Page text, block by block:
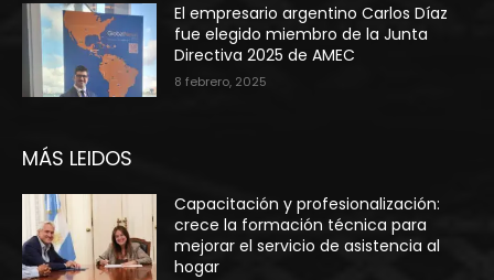
El empresario argentino Carlos Díaz
fue elegido miembro de la Junta
Directiva 2025 de AMEC
8 febrero, 2025
MÁS LEIDOS
Capacitación y profesionalización:
crece la formación técnica para
mejorar el servicio de asistencia al
hogar